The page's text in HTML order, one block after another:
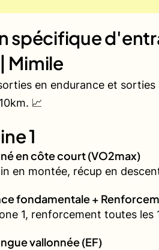
spécifique
Mimile
en endurance et
📈
1
en côte court (VO2max)
en montée, récup en
fondamentale +
1, renforcement toutes
vallonnée (EF)